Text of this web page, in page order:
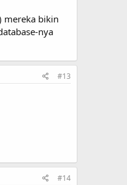
mereka bikin
nya
#13
#14